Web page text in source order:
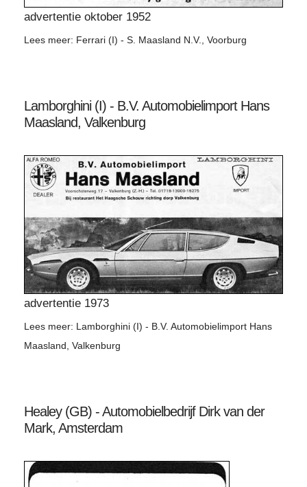
advertentie oktober 1952
Lees meer: Ferrari (I) - S. Maasland N.V., Voorburg
Lamborghini (I) - B.V. Automobielimport Hans
Maasland, Valkenburg
advertentie 1973
Lees meer: Lamborghini (I) - B.V. Automobielimport Hans
Maasland, Valkenburg
Healey (GB) - Automobielbedrijf Dirk van der
Mark, Amsterdam